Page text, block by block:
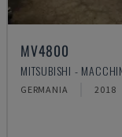
MV4800
MITSUBISHI -
GERMANIA 2018